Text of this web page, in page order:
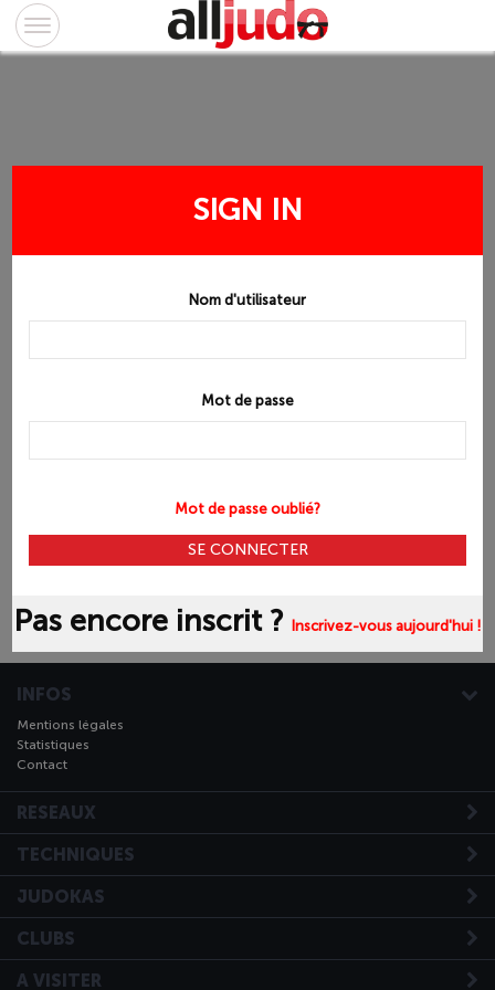
SIGN IN
Nom d'utilisateur
Mot de passe
Mot de passe oublié?
Pas encore inscrit ? Inscrivez-vous aujourd'hui !
INFOS
Mentions légales
Statistiques
Contact
RESEAUX
TECHNIQUES
JUDOKAS
CLUBS
A VISITER